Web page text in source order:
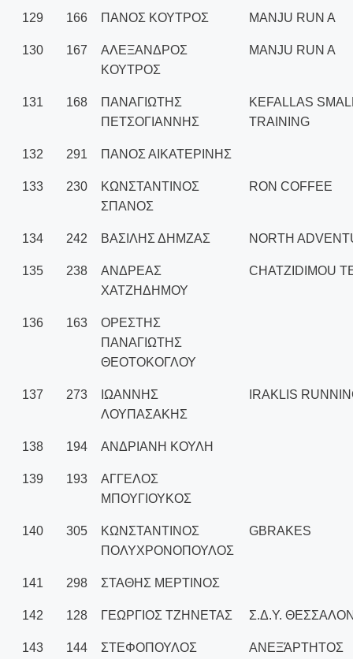
129 166 ΠΑΝΟΣ ΚΟΥΤΡΟΣ MANJU RUN A
130 167
ΑΛΕΞΑΝΔΡΟΣ
ΚΟΥΤΡΟΣ
MANJU RUN A
131 168
ΠΑΝΑΓΙΩΤΗΣ
ΠΕΤΣΟΓΙΑΝΝΗΣ
KEFALLAS
TRAINING
132 291 ΠΑΝΟΣ ΑΙΚΑΤΕΡΙΝΗΣ
133 230
ΚΩΝΣΤΑΝΤΙΝΟΣ
ΣΠΑΝΟΣ
RON COFFEE
134 242 ΒΑΣΙΛΗΣ ΔΗΜΖΑΣ NORTH
135 238
ΑΝΔΡΕΑΣ
ΧΑΤΖΗΔΗΜΟΥ
CHATZIDIMOU
136 163
ΟΡΕΣΤΗΣ
ΠΑΝΑΓΙΩΤΗΣ
ΘΕΟΤΟΚΟΓΛΟΥ
137 273
ΙΩΑΝΝΗΣ
ΛΟΥΠΑΣΑΚΗΣ
IRAKLIS
138 194 ΑΝΔΡΙΑΝΗ ΚΟΥΛΗ
139 193
ΑΓΓΕΛΟΣ
ΜΠΟΥΓΙΟΥΚΟΣ
140 305
ΚΩΝΣΤΑΝΤΙΝΟΣ
ΠΟΛΥΧΡΟΝΟΠΟΥΛΟΣ
GBRAKES
141 298 ΣΤΑΘΗΣ ΜΕΡΤΙΝΟΣ
142 128 ΓΕΩΡΓΙΟΣ ΤΖΗΝΕΤΑΣ Σ.Δ.Υ.
143 144
ΣΤΕΦΟΠΟΥΛΟΣ
ΑΝΕΞΆΡΤΗΤΟΣ